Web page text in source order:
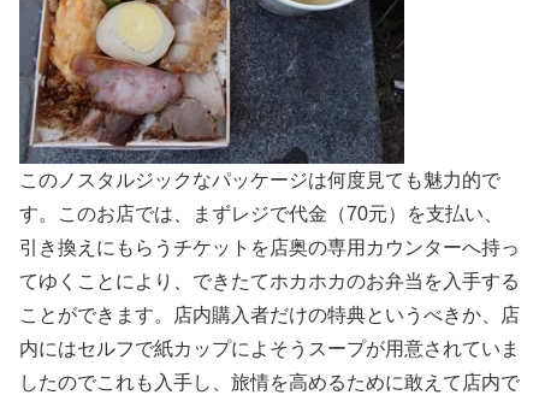
このノスタルジックなパッケージは何度見ても魅力的で
す。このお店では、まずレジで代金（70元）を支払い、
引き換えにもらうチケットを店奥の専用カウンターへ持っ
てゆくことにより、できたてホカホカのお弁当を入手する
ことができます。店内購入者だけの特典というべきか、店
内にはセルフで紙カップによそうスープが用意されていま
したのでこれも入手し、旅情を高めるために敢えて店内で